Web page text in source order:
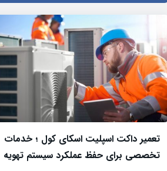
تعمیر داکت اسپلیت اسکای کول ؛ خدمات
تخصصی برای حفظ عملکرد سیستم تهویه